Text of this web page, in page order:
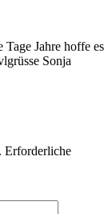
Jahre hoffe es
Sonja
Erforderliche